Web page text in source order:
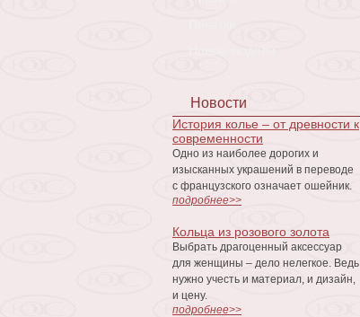
Новости
История колье – от древности к
современности
Одно из наиболее дорогих и
изысканных украшений в переводе
с французского означает ошейник.
подробнее>>
Кольца из розового золота
Выбрать драгоценный аксессуар
для женщины – дело нелегкое. Ведь
нужно учесть и материал, и дизайн,
и цену.
подробнее>>